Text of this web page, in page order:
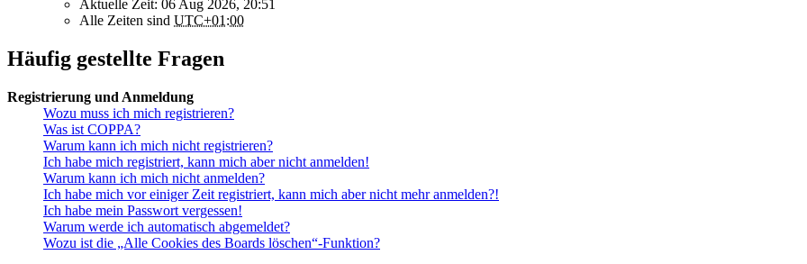
Aktuelle Zeit: 06 Aug 2026, 20:51
Alle Zeiten sind UTC+01:00
Häufig gestellte Fragen
Registrierung und Anmeldung
Wozu muss ich mich registrieren?
Was ist COPPA?
Warum kann ich mich nicht registrieren?
Ich habe mich registriert, kann mich aber nicht anmelden!
Warum kann ich mich nicht anmelden?
Ich habe mich vor einiger Zeit registriert, kann mich aber nicht mehr anmelden?!
Ich habe mein Passwort vergessen!
Warum werde ich automatisch abgemeldet?
Wozu ist die „Alle Cookies des Boards löschen“-Funktion?